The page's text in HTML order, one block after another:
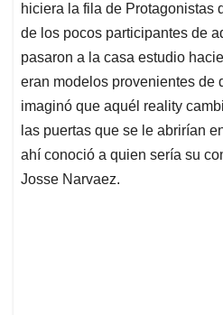
hiciera la fila de Protagonistas
de los pocos participantes de
pasaron a la casa estudio
eran modelos provenientes de
imaginó que aquél reality
las puertas que se le abrirían
ahí conoció a quien sería su
Josse Narvaez.